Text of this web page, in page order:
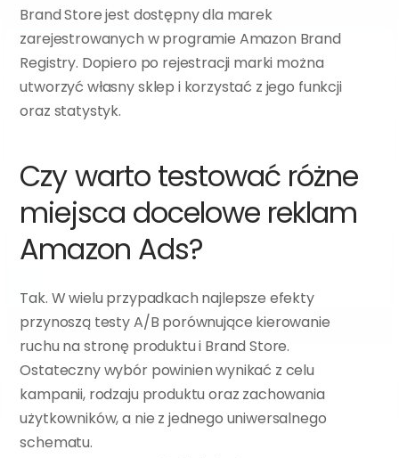
Brand Store jest dostępny dla marek
zarejestrowanych w programie Amazon Brand
Registry. Dopiero po rejestracji marki można
utworzyć własny sklep i korzystać z jego funkcji
oraz statystyk.
Czy warto testować różne
miejsca docelowe reklam
Amazon Ads?
Tak. W wielu przypadkach najlepsze efekty
przynoszą testy A/B porównujące kierowanie
ruchu na stronę produktu i Brand Store.
Ostateczny wybór powinien wynikać z celu
kampanii, rodzaju produktu oraz zachowania
użytkowników, a nie z jednego uniwersalnego
schematu.